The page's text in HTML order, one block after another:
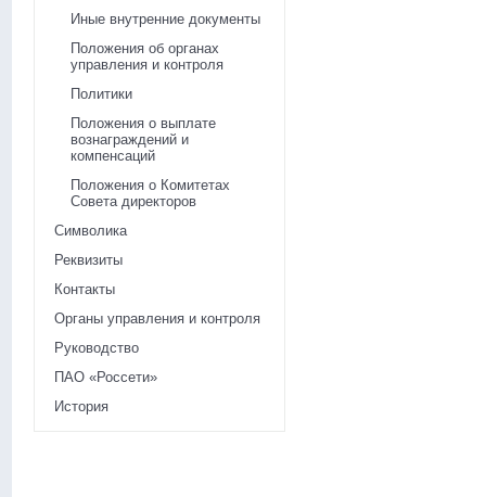
Иные внутренние документы
Положения об органах
управления и контроля
Политики
Положения о выплате
вознаграждений и
компенсаций
Положения о Комитетах
Совета директоров
Символика
Реквизиты
Контакты
Органы управления и контроля
Руководство
ПАО «Россети»
История